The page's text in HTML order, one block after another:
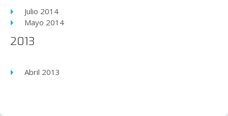
Julio 2014
Mayo 2014
2013
Abril 2013